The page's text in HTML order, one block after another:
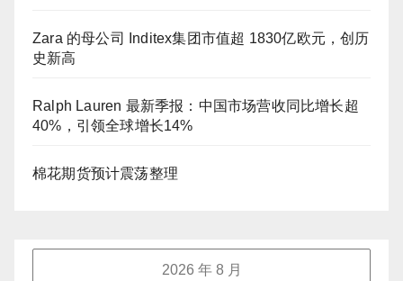
Zara 的母公司 Inditex集团市值超 1830亿欧元，创历
史新高
Ralph Lauren 最新季报：中国市场营收同比增长超
40%，引领全球增长14%
棉花期货预计震荡整理
2026 年 8 月